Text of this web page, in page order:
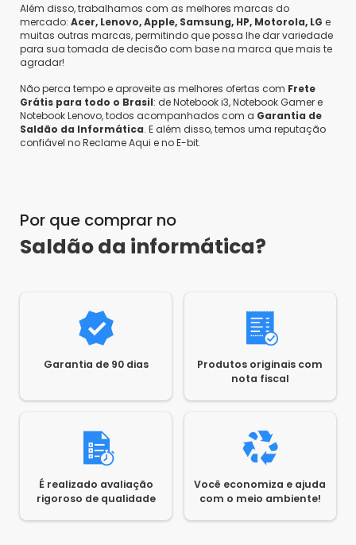
Além disso, trabalhamos com as melhores marcas do
mercado: Acer, Lenovo, Apple, Samsung, HP, Motorola, LG e
muitas outras marcas, permitindo que possa lhe dar variedade
para sua tomada de decisão com base na marca que mais te
agradar!
Não perca tempo e aproveite as melhores ofertas com Frete
Grátis para todo o Brasil: de Notebook i3, Notebook Gamer e
Notebook Lenovo, todos acompanhados com a Garantia de
Saldão da Informática. E além disso, temos uma reputação
confiável no Reclame Aqui e no E-bit.
Por que comprar no
Saldão da informática?
Garantia de 90 dias
Produtos originais com
nota fiscal
É realizado avaliação
rigoroso de qualidade
Você economiza e ajuda
com o meio ambiente!